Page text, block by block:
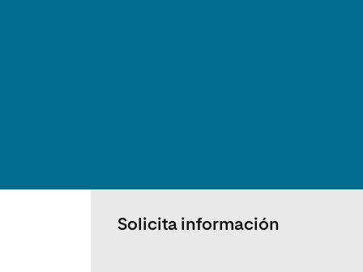
Solicita información